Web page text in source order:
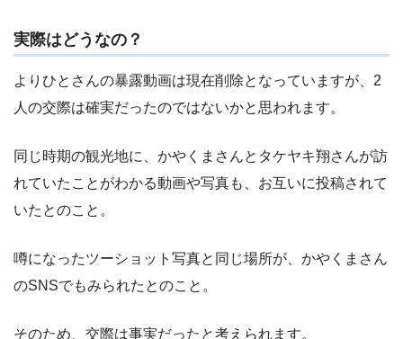
実際はどうなの？
よりひとさんの暴露動画は現在削除となっていますが、2
人の交際は確実だったのではないかと思われます。
同じ時期の観光地に、かやくまさんとタケヤキ翔さんが訪
れていたことがわかる動画や写真も、お互いに投稿されて
いたとのこと。
噂になったツーショット写真と同じ場所が、かやくまさん
のSNSでもみられたとのこと。
そのため、交際は事実だったと考えられます。